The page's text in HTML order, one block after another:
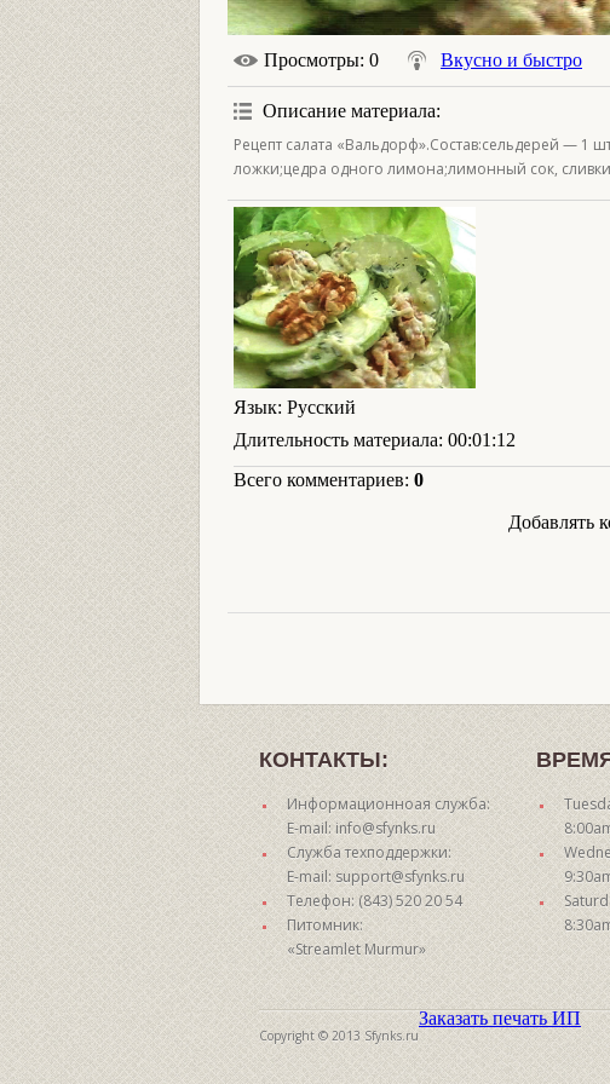
Просмотры: 0 Вкусно и быстро
Описание материала:
Рецепт салата «Вальдорф».Состав:сельдерей — 1
ложки;цедра одного лимона;лимонный сок,
Язык: Русский
Длительность материала: 00:01:12
Всего комментариев: 0
Добавлять
КОНТАКТЫ:
Информационноая служба:
E-mail: info@sfynks.ru
Служба техподдержки:
E-mail: support@sfynks.ru
Телефон: (843) 520 20 54
Питомник:
«Streamlet Murmur»
Copyright © 2013 Sfynks.ru
Заказать печать ИП